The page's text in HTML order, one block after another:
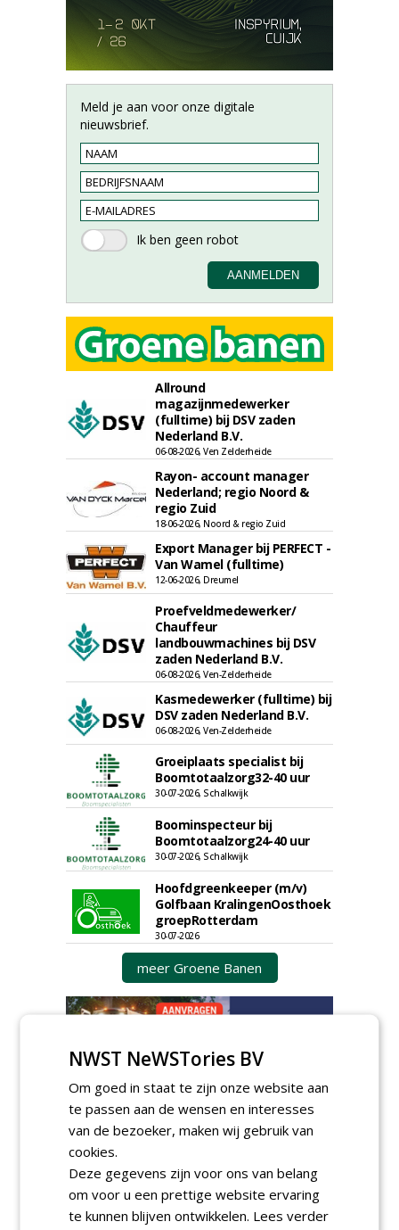
Meld je aan voor onze digitale
nieuwsbrief.
Allround
magazijnmedewerker
(fulltime) bij DSV zaden
Nederland B.V.
06-08-2026, Ven Zelderheide
Rayon- account manager
Nederland; regio Noord &
regio Zuid
18-06-2026, Noord & regio Zuid
Export Manager bij PERFECT -
Van Wamel (fulltime)
12-06-2026, Dreumel
Proefveldmedewerker/
Chauffeur
landbouwmachines bij DSV
zaden Nederland B.V.
06-08-2026, Ven-Zelderheide
Kasmedewerker (fulltime) bij
DSV zaden Nederland B.V.
06-08-2026, Ven-Zelderheide
Groeiplaats specialist bij
Boomtotaalzorg32-40 uur
30-07-2026, Schalkwijk
Boominspecteur bij
Boomtotaalzorg24-40 uur
30-07-2026, Schalkwijk
Hoofdgreenkeeper (m/v)
Golfbaan KralingenOosthoek
groepRotterdam
30-07-2026
meer Groene Banen
GREEN OUTLET
Iedereen kan gratis kleine advertenties
plaatsen via zijn eigen account.
Plaats een gratis advertentie
NWST NeWSTories BV
Om goed in staat te zijn onze website aan
te passen aan de wensen en interesses
van de bezoeker, maken wij gebruik van
cookies.
Deze gegevens zijn voor ons van belang
om voor u een prettige website ervaring
te kunnen blijven ontwikkelen. Lees verder